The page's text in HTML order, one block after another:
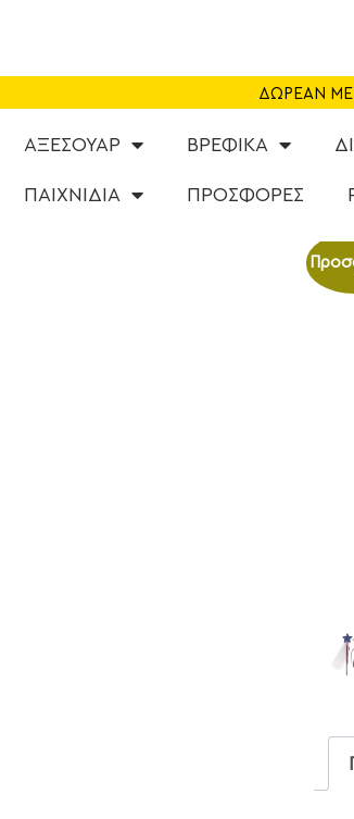
ΔΩΡΕΑΝ
ΑΞΕΣΟΥΑΡ ΒΡΕΦΙΚΑ
ΠΑΙΧΝΙΔΙΑ ΠΡΟΣΦΟΡΕΣ
CAFE
NEA